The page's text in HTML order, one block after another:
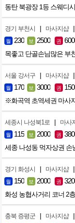
동탄 북광장 1등 스웨디
경기 부천시 | 마사지샵 |
월 230 보 2500 권
목좋고 단골손님많은 부
서울 강서구 | 마사지샵 |
월 170 보 3000 권
※화곡역 초역세권 마사
세종시 나성북1로 | 마사
월 115 보 2000 권
세종 나성동 먹자상권 손
경기 화성시 | 마사지샵 |
월 150 보 2000 권
화성 농협사거리 코너 2
충북 증평군 | 마사지샵 |